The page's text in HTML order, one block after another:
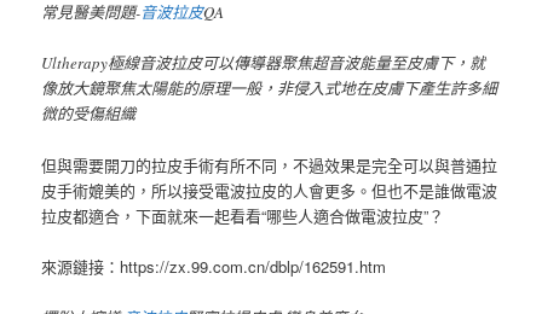
常見醫美問題-音波拉皮QA
Ultherapy極線音波拉皮可以傳導器聚焦超音波能量至皮膚下，就
像放大鏡聚焦太陽能的原理一般，非侵入式地在皮膚下產生許多細
微的受傷組織
但與需要開刀的拉皮手術有所不同，不過效果是完全可以與普通拉
皮手術媲美的，所以接受電波拉皮的人會更多。但也不是誰做電波
拉皮都適合，下面就來一起看看“哪些人適合做電波拉皮”？
來源鏈接：https://zx.99.com.cn/dblp/162591.htm